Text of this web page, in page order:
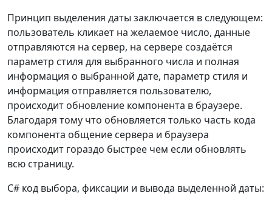
Принцип выделения даты заключается в следующем:
пользователь кликает на желаемое число, данные
отправляются на сервер, на сервере создаётся
параметр стиля для выбранного числа и полная
информация о выбранной дате, параметр стиля и
информация отправляется пользователю,
происходит обновление компонента в браузере.
Благодаря тому что обновляется только часть кода
компонента общение сервера и браузера
происходит гораздо быстрее чем если обновлять
всю страницу.
C# код выбора, фиксации и вывода выделенной даты: